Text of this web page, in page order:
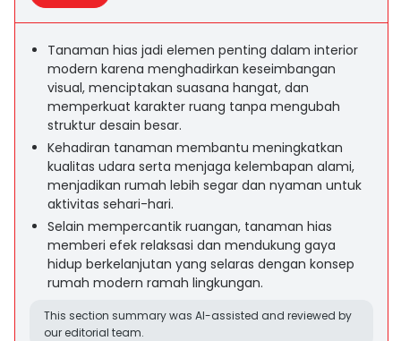
Tanaman hias jadi elemen penting dalam interior
modern karena menghadirkan keseimbangan
visual, menciptakan suasana hangat, dan
memperkuat karakter ruang tanpa mengubah
struktur desain besar.
Kehadiran tanaman membantu meningkatkan
kualitas udara serta menjaga kelembapan alami,
menjadikan rumah lebih segar dan nyaman untuk
aktivitas sehari-hari.
Selain mempercantik ruangan, tanaman hias
memberi efek relaksasi dan mendukung gaya
hidup berkelanjutan yang selaras dengan konsep
rumah modern ramah lingkungan.
This section summary was AI-assisted and reviewed by
our editorial team.